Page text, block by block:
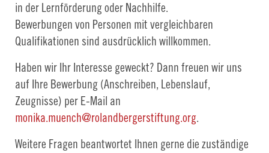
in der Lernförderung oder Nachhilfe.
Bewerbungen von Personen mit vergleichbaren
Qualifikationen sind ausdrücklich willkommen.
Haben wir Ihr Interesse geweckt? Dann freuen wir uns
auf Ihre Bewerbung (Anschreiben, Lebenslauf,
Zeugnisse) per E-Mail an
monika.muench@rolandbergerstiftung.org.
Weitere Fragen beantwortet Ihnen gerne die zuständige